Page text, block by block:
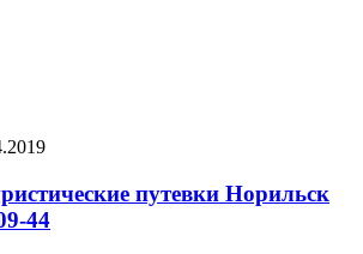
путевки Норильск
44